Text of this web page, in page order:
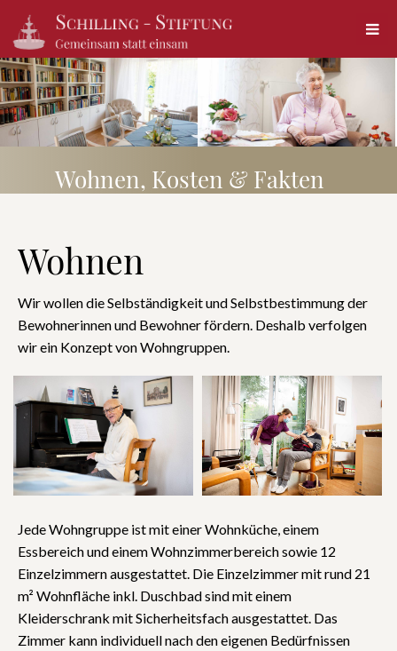
Wohnen, Kosten & Fakten
Wohnen
Wir wollen die Selbständigkeit und Selbstbestimmung der
Bewohnerinnen und Bewohner fördern. Deshalb verfolgen
wir ein Konzept von Wohngruppen.
Jede Wohngruppe ist mit einer Wohnküche, einem
Essbereich und einem Wohnzimmerbereich sowie 12
Einzelzimmern ausgestattet. Die Einzelzimmer mit rund 21
m² Wohnfläche inkl. Duschbad sind mit einem
Kleiderschrank mit Sicherheitsfach ausgestattet. Das
Zimmer kann individuell nach den eigenen Bedürfnissen